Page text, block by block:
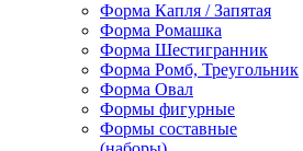
Форма Капля / Запятая
Форма Ромашка
Форма Шестигранник
Форма Ромб, Треугольник
Форма Овал
Формы фигурные
Формы составные